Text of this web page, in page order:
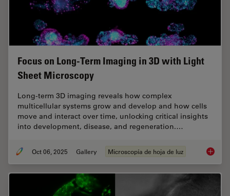
Focus on Long-Term Imaging in 3D with Light
Sheet Microscopy
Long-term 3D imaging reveals how complex
multicellular systems grow and develop and how cells
move and interact over time, unlocking critical insights
into development, disease, and regeneration.…
Oct 06, 2025 Gallery Microscopía de hoja de luz Focus